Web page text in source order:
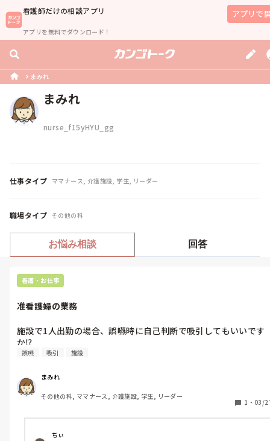
看護師だけの相談アプリ
アプリを無料でダウンロード！
アプリで
まみれ
まみれ
nurse_f15yHYU_gg
仕事タイプ ママナース, 介護施設, 学生, リーダー
職場タイプ その他の科
お悩み相談 回答
看護・お仕事
准看護婦の業務
施設で1人出勤の場合、誤嚥時に自己判断で吸引してもいいです
か⁉️
誤嚥 吸引 施設
まみれ
その他の科, ママナース, 介護施設, 学生, リーダー
1 ・ 03/
ちぃ